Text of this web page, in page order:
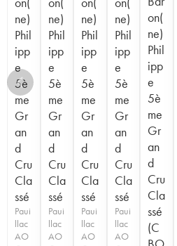
ne)
Phil
ipp
e
5è
me
Gr
an
d
Cru
Cla
ssé
Paui
llac
AO
ne)
Phil
ipp
e
5è
me
Gr
an
d
Cru
Cla
ssé
Paui
llac
AO
ne)
Phil
ipp
e
5è
me
Gr
an
d
Cru
Cla
ssé
Paui
llac
AO
ne)
Phil
ipp
e
5è
me
Gr
an
d
Cru
Cla
ssé
Paui
llac
AO
on(
ne)
Phil
ipp
e
5è
me
Gr
an
d
Cru
Cla
ssé
(C